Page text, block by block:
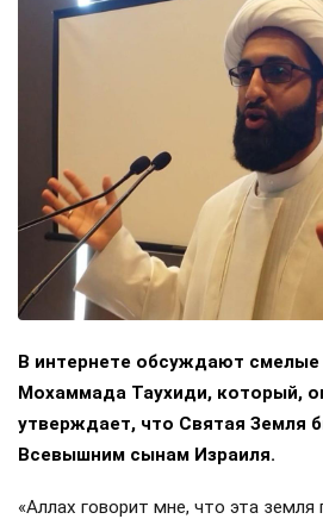
В интернете обсуждают смелые
Мохаммада Таухиди, который,
утверждает, что Святая Земля
Всевышним сынам Израиля.
«Аллах говорит мне, что эта